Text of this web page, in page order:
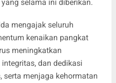
selama ini diberikan.
mengajak seluruh
kenaikan pangkat
meningkatkan
dan dedikasi
menjaga kehormatan